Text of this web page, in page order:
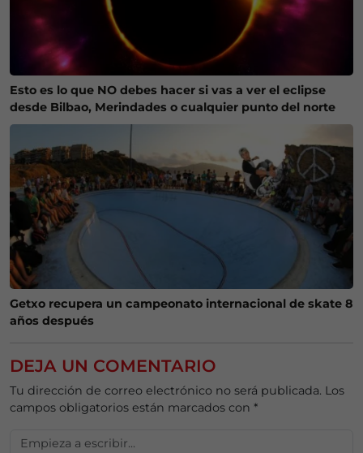
Esto es lo que NO debes hacer si vas a ver el eclipse
desde Bilbao, Merindades o cualquier punto del norte
Getxo recupera un campeonato internacional de skate 8
años después
DEJA UN COMENTARIO
Tu dirección de correo electrónico no será publicada. Los
campos obligatorios están marcados con *